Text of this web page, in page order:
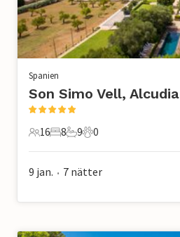
Spanien
Son Simo Vell, Alcudia
16 Gäster
16
8 Sovrum
8
9 Badrum
9
0 Husdjur
0
9 jan. • 7 nätter